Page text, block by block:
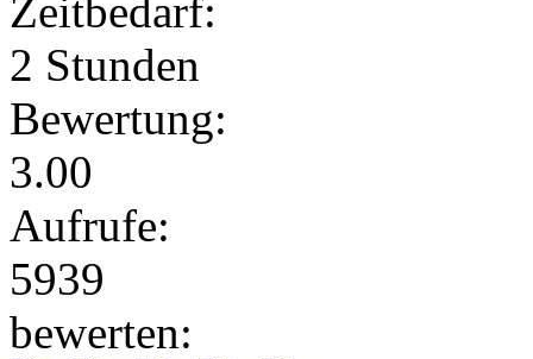
Zeitbedarf:
2 Stunden
Bewertung:
3.00
Aufrufe:
5939
bewerten: